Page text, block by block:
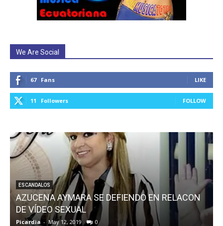
We Are Social
67 Fans LIKE
11 Followers FOLLOW
ESCANDALOS
AZUCENA AYMARA SE DEFIENDO EN RELACON
DE VÍDEO SEXUAL
Picardia - May 12, 2019 0